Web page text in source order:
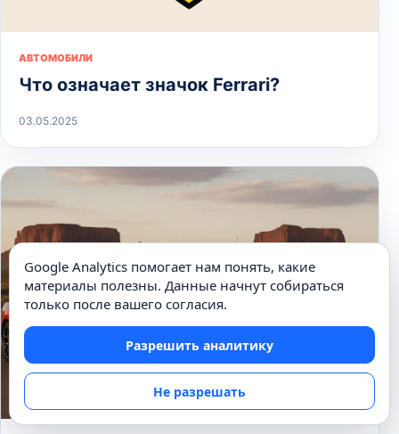
АВТОМОБИЛИ
Что означает значок Ferrari?
03.05.2025
Google Analytics помогает нам понять, какие
материалы полезны. Данные начнут собираться
только после вашего согласия.
Разрешить аналитику
Не разрешать